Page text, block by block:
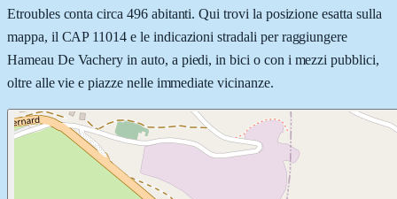
Etroubles conta circa 496 abitanti. Qui trovi la posizione esatta sulla
mappa, il CAP 11014 e le indicazioni stradali per raggiungere
Hameau De Vachery in auto, a piedi, in bici o con i mezzi pubblici,
oltre alle vie e piazze nelle immediate vicinanze.